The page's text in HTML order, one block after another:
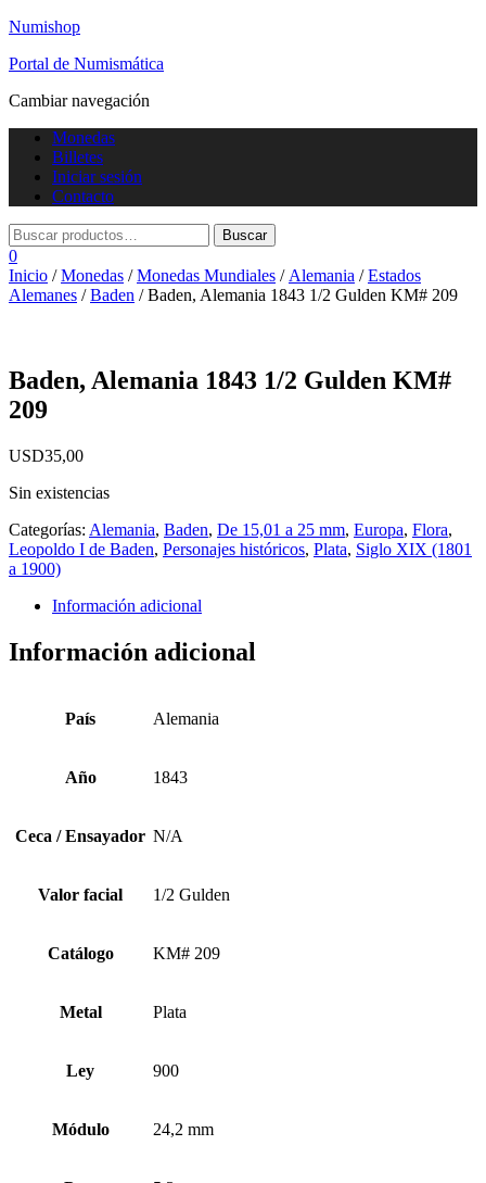
Numishop
Portal de Numismática
Cambiar navegación
Monedas
Billetes
Iniciar sesión
Contacto
0
Inicio /Monedas /Monedas Mundiales / Alemania /Estados
Alemanes /Baden / Baden, Alemania 1843 1/2 Gulden KM# 209
Baden, Alemania 1843 1/2 Gulden KM#
209
USD35,00
Sin existencias
Categorías: Alemania, Baden, De 15,01 a 25 mm, Europa, Flora,
Leopoldo I de Baden, Personajes históricos, Plata, Siglo XIX (1801
a 1900)
Información adicional
Información adicional
País Alemania
Año 1843
Ceca / Ensayador N/A
Valor facial 1/2 Gulden
Catálogo KM# 209
Metal Plata
Ley 900
Módulo 24,2 mm